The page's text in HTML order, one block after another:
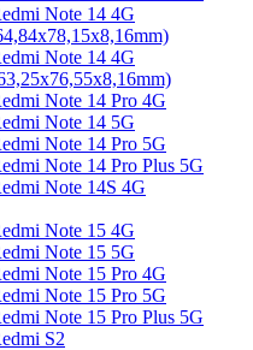
Note 14 4G
Note 14 4G
Note 14 Pro 4G
Note 14 5G
Note 14 Pro 5G
Note 14 Pro Plus 5G
Note 14S 4G
Note 15 4G
Note 15 5G
Note 15 Pro 4G
Note 15 Pro 5G
Note 15 Pro Plus 5G
S2